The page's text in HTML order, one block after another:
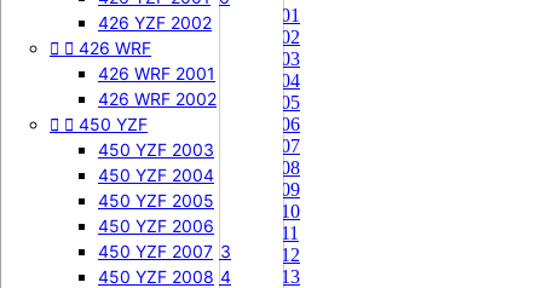
505 SXF
505 SXF 2007
505 SXF 2008
525 SXF
525 SXF 2003
525 SXF 2004
525 SXF 2005
525 SXF 2006
525 EXC-F
525 EXC-F 2003
525 EXC-F 2004
426 YZF 2002
  426 WRF
426 WRF 2001
426 WRF 2002
  450 YZF
450 YZF 2003
450 YZF 2004
450 YZF 2005
450 YZF 2006
450 YZF 2007
450 YZF 2008
85 KX 2001
85 KX 2002
85 KX 2003
85 KX 2004
85 KX 2005
85 KX 2006
85 KX 2007
85 KX 2008
85 KX 2009
85 KX 2010
85 KX 2011
85 KX 2012
85 KX 2013